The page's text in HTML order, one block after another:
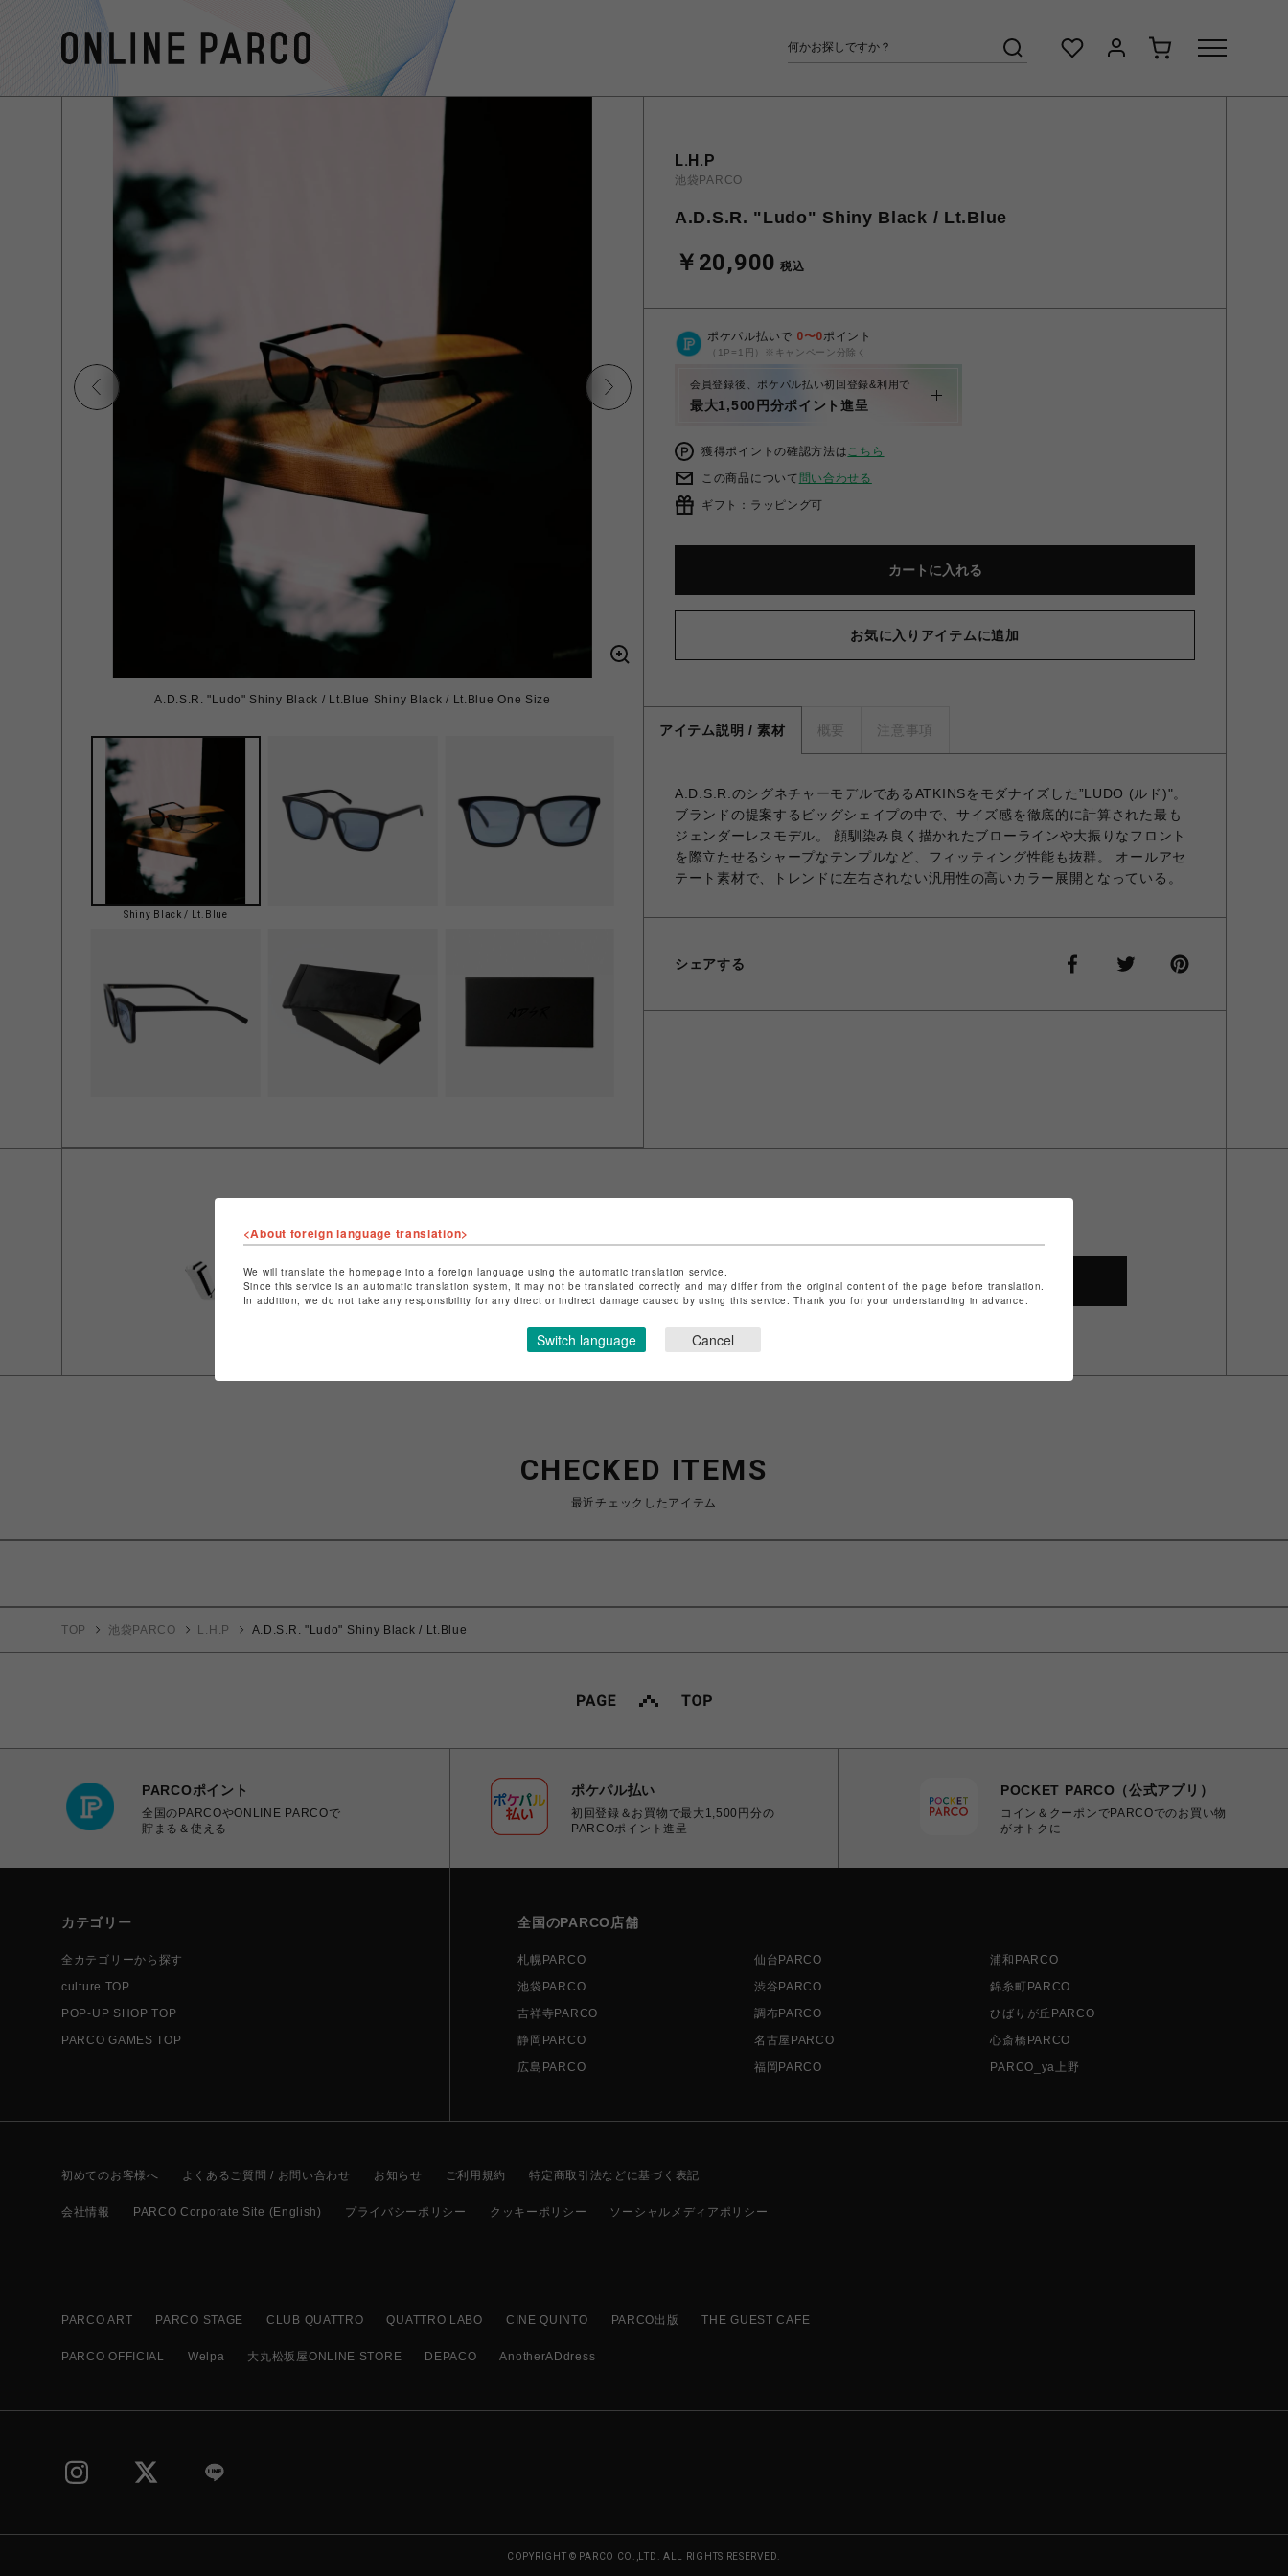
A.D.S.R. "Ludo" Shiny Black / Lt.Blue Shiny Black / Lt.Blue One Size
Shiny Black / Lt.Blue
L.H.P
池袋PARCO
A.D.S.R. "Ludo" Shiny Black / Lt.Blue
￥20,900 税込
ポケパル払いで 0〜0ポイント
（1P=1円）※キャンペーン分除く
会員登録後、ポケパル払い初回登録&利用で
最大1,500円分ポイント進呈
獲得ポイントの確認方法はこちら
この商品について 問い合わせる
ギフト：ラッピング可
カートに入れる
お気に入りアイテムに追加
アイテム説明 / 素材 概要 注意事項
A.D.S.R.のシグネチャーモデルであるATKINSをモダナイズした”LUDO (ルド)"。
ブランドの提案するビッグシェイプの中で、サイズ感を徹底的に計算された最も
ジェンダーレスモデル。 顔馴染み良く描かれたブローラインや大振りなフロント
を際立たせるシャープなテンプルなど、フィッティング性能も抜群。 オールアセ
テート素材で、トレンドに左右されない汎用性の高いカラー展開となっている。
シェアする
ショップ名
特定商取引法など法令に基づく表記はこちら
ショップお問い合わせはこちら
SHOP TOP
CHECKED ITEMS
最近チェックしたアイテム
TOP 池袋PARCO L.H.P A.D.S.R. "Ludo" Shiny Black / Lt.Blue
PARCOポイント
全国のPARCOやONLINE PARCOで
貯まる＆使える
ポケパル払い
初回登録＆お買物で最大1,500円分の
PARCOポイント進呈
POCKET PARCO（公式アプリ）
コイン＆クーポンでPARCOでのお買い物
がオトクに
カテゴリー
全カテゴリーから探す
culture TOP
POP-UP SHOP TOP
PARCO GAMES TOP
全国のPARCO店舗
札幌PARCO 仙台PARCO
浦和PARCO
池袋PARCO
渋谷PARCO
錦糸町PARCO
吉祥寺PARCO
調布PARCO
ひばりが丘PARCO
静岡PARCO
名古屋PARCO
心斎橋PARCO
広島PARCO
福岡PARCO PARCO_ya上野
初めてのお客様へ よくあるご質問 / お問い合わせ お知らせ ご利用規約 特定商取引法などに基づく表記
会社情報 PARCO Corporate Site (English) プライバシーポリシー クッキーポリシー ソーシャルメディアポリシー
PARCO ART PARCO STAGE CLUB QUATTRO QUATTRO LABO CINE QUINTO PARCO出版 THE GUEST CAFE
PARCO OFFICIAL Welpa 大丸松坂屋ONLINE STORE DEPACO AnotherADdress
COPYRIGHT © PARCO CO.,LTD. ALL RIGHTS RESERVED.
<About foreign language translation>
We will translate the homepage into a foreign language using the automatic translation service.
Since this service is an automatic translation system, it may not be translated correctly and may differ from the original content of the page before translation.
In addition, we do not take any responsibility for any direct or indirect damage caused by using this service. Thank you for your understanding in advance.
Switch language Cancel